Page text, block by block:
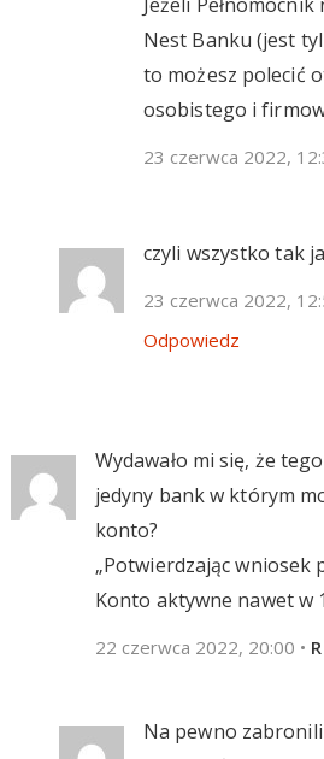
Nest Banku (jest
to możesz polecić
osobistego i
23 czerwca 2022,
czyli wszystko tak
23 czerwca 2022,
Odpowiedz
Wydawało mi się, że
jedyny bank w którym
konto?
„Potwierdzając wniosek
Konto aktywne nawet w
22 czerwca 2022, 20:00 •
Na pewno zabronili